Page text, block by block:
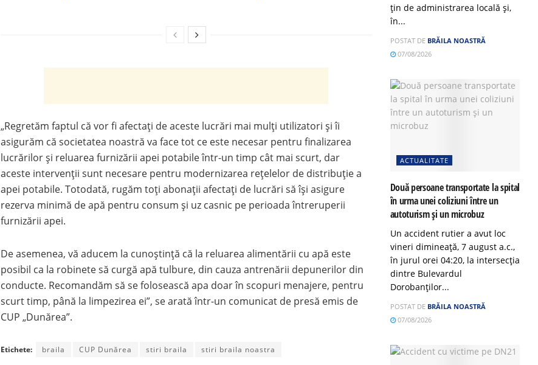
„Regretăm faptul că vor fi afectați de aceste lucrări mai mulți utilizatori și îi
asigurăm că societatea noastră va face tot ce este necesar pentru finalizarea
lucrărilor și reluarea furnizării apei potabile într-un timp cât mai scurt, dar
aceste intervenții sunt necesare pentru modernizarea rețelelor de distribuție a
apei potabile. Totodată, rugăm toți abonații afectați de lucrări să își asigure
rezerva minimă de apă pentru consum și uz casnic pe perioada întreruperii
furnizării apei.
De asemenea, vă aducem la cunoștință că la reluarea alimentării cu apă este
posibil ca la robinete să curgă apă tulbure, din cauza antrenării depunerilor din
conducte. Recomandăm să se folosească apa doar în scopuri menajere, pentru
scurt timp, până la limpezirea ei”, se arată într-un comunicat de presă emis de
CUP „Dunărea”.
Etichete: braila CUP Dunărea stiri braila stiri braila noastra
țin de administrarea locală și,
în...
POSTAT DE BRĂILA NOASTRĂ
07/08/2026
ACTUALITATE
Două persoane transportate la spital
în urma unei coliziuni între un
autoturism și un microbuz
Un accident rutier a avut loc
vineri dimineață, 7 august a.c.,
în jurul orei 04:20, la intersecția
dintre Bulevardul
Dorobanților...
POSTAT DE BRĂILA NOASTRĂ
07/08/2026